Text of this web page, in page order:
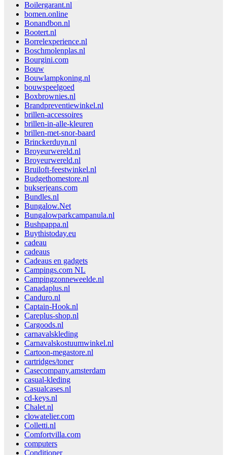
Boilergarant.nl
bomen.online
Bonandbon.nl
Bootert.nl
Borrelexperience.nl
Boschmolenplas.nl
Bourgini.com
Bouw
Bouwlampkoning.nl
bouwspeelgoed
Boxbrownies.nl
Brandpreventiewinkel.nl
brillen-accessoires
brillen-in-alle-kleuren
brillen-met-snor-baard
Brinckerduyn.nl
Broyeurwereld.nl
Broyeurwereld.nl
Bruiloft-feestwinkel.nl
Budgethomestore.nl
bukserjeans.com
Bundles.nl
Bungalow.Net
Bungalowparkcampanula.nl
Bushpappa.nl
Buythistoday.eu
cadeau
cadeaus
Cadeaus en gadgets
Campings.com NL
Campingzonneweelde.nl
Canadaplus.nl
Canduro.nl
Captain-Hook.nl
Careplus-shop.nl
Cargoods.nl
carnavalskleding
Carnavalskostuumwinkel.nl
Cartoon-megastore.nl
cartridges/toner
Casecompany.amsterdam
casual-kleding
Casualcases.nl
cd-keys.nl
Chalet.nl
clowatelier.com
Colletti.nl
Comfortvilla.com
computers
Conditioner